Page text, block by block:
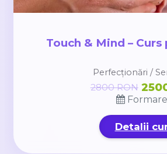
Touch & Mind –
Perfecționări /
2800 RON
Detalii